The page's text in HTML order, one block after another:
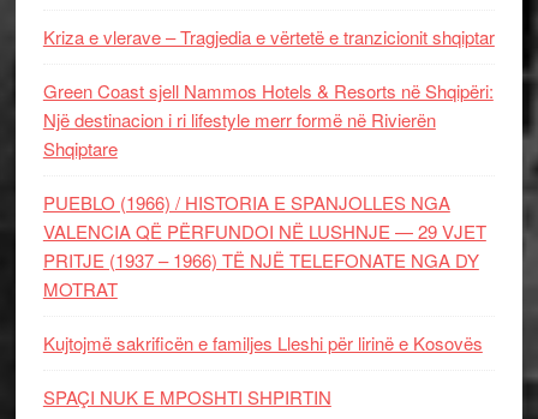
Kriza e vlerave – Tragjedia e vërtetë e tranzicionit shqiptar
Green Coast sjell Nammos Hotels & Resorts në Shqipëri:
Një destinacion i ri lifestyle merr formë në Rivierën
Shqiptare
PUEBLO (1966) / HISTORIA E SPANJOLLES NGA
VALENCIA QË PËRFUNDOI NË LUSHNJE — 29 VJET
PRITJE (1937 – 1966) TË NJË TELEFONATE NGA DY
MOTRAT
Kujtojmë sakrificën e familjes Lleshi për lirinë e Kosovës
SPAÇI NUK E MPOSHTI SHPIRTIN